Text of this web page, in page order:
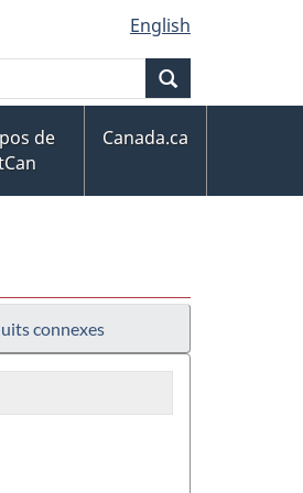
English
de
Canada.ca
connexes